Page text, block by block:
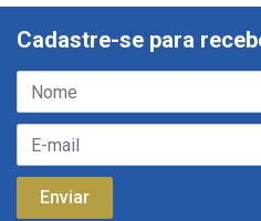
Cadastre-se para